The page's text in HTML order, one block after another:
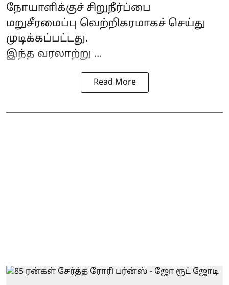
நோயாளிக்குச் சிறுநீர்ப்பை
மறுசீரமைப்பு வெற்றிகரமாகச் செய்து
முடிக்கப்பட்டது.
இந்த வரலாற்று ...
Read More